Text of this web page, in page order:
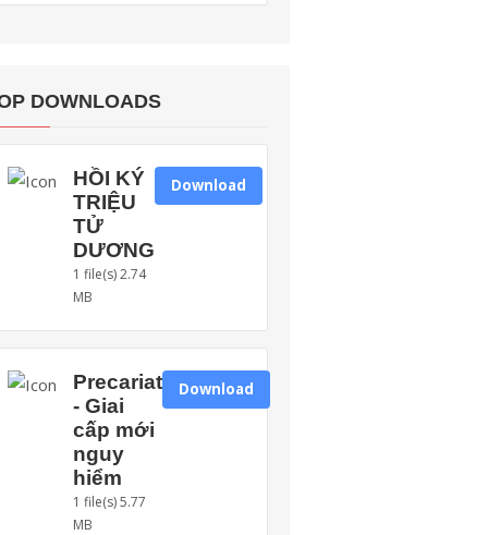
DOWNLOADS
HỒI KÝ
TRIỆU
TỬ
DƯƠNG
1 file(s)2.74
MB
Download
Precariat
- Giai
cấp mới
nguy
hiểm
1 file(s)5.77
MB
Download